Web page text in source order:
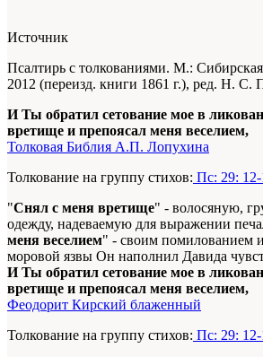
Источник
Псалтирь с толкованиями. М.:
2012 (переизд. книги 1861 г.), ред. Н. С.
И Ты обратил сетование мое в
вретище и препоясал меня веселием,
Толковая Библия А.П. Лопухина
Толкование на группу стихов: Пс: 29: 12-
"Снял с меня вретище" - волосяную,
одежду, надеваемую для выражении
меня веселием" - своим помилованием
моровой язвы Он наполнил Давида
И Ты обратил сетование мое в
вретище и препоясал меня веселием,
Феодорит Кирский блаженный
Толкование на группу стихов: Пс: 29: 12-